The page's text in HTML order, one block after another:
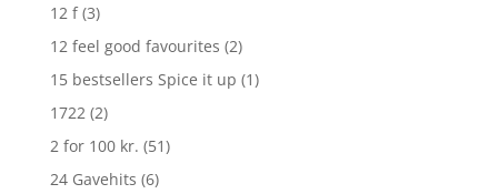
12 f (3)
12 feel good favourites (2)
15 bestsellers Spice it up (1)
1722 (2)
2 for 100 kr. (51)
24 Gavehits (6)